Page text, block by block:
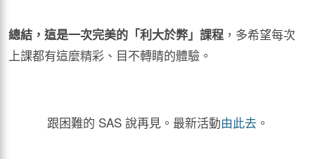
總結，這是一次完美的「利大於弊」課程 ，多希望每次
上課都有這麼精彩、目不轉睛的體驗。
跟困難的 SAS 說再見。最新活動由此去。